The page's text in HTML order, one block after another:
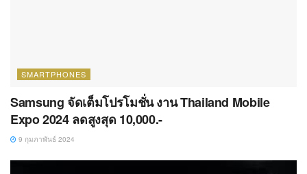
SMARTPHONES
Samsung จัดเต็มโปรโมชั่น งาน Thailand Mobile
Expo 2024 ลดสูงสุด 10,000.-
9 กุมภาพันธ์ 2024